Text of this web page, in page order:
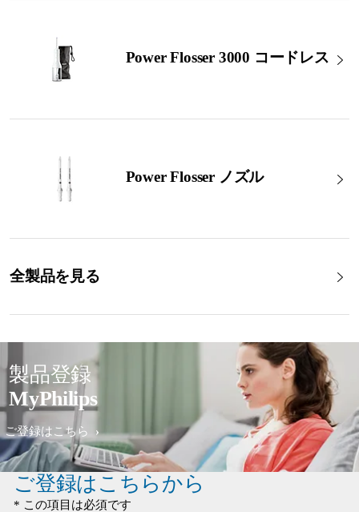
Power Flosser 3000 コードレス
Power Flosser ノズル
全製品を見る
製品登録
MyPhilips
ご登録はこちら
ご登録はこちらから
* この項目は必須です